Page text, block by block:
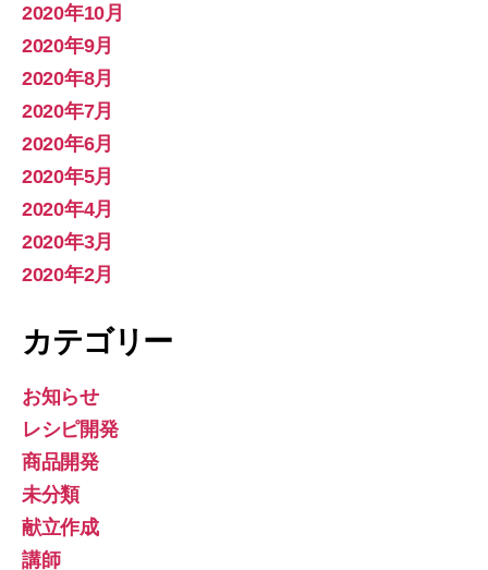
2020年10月
2020年9月
2020年8月
2020年7月
2020年6月
2020年5月
2020年4月
2020年3月
2020年2月
カテゴリー
お知らせ
レシピ開発
商品開発
未分類
献立作成
講師